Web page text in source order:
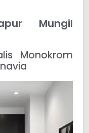
Mungil
Monokrom